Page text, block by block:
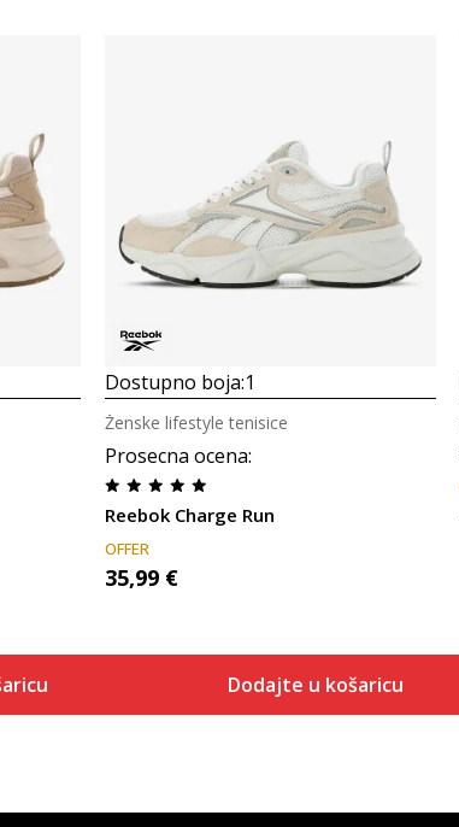
Dostupno boja:1
Prosecna ocena:
Reebok Charge Run
Ženske lifestyle tenisice
OFFER
35,99 €
Dodajte u košaricu